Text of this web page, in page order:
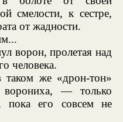
смелости, к сестре,
от жадности.
ворон, пролетая над
человека.
же «дрон-тон»
ворониха, — только
пока его совсем не